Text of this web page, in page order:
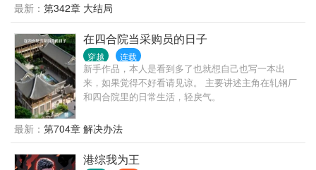
最新： 第342章 大结局
在四合院当采购员的日子
穿越 连载
新手作品，本人是看到多了也就想自己也写一本出
来，如果觉得不好看请见谅。 主要讲述主角在轧钢厂
和四合院里的日常生活，轻戾气。
最新： 第704章 解决办法
港综我为王